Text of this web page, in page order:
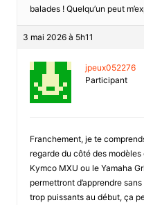
balades ! Quelqu’un peut
3 mai 2026 à 5h11
jpeux052276
Participant
Franchement, je te
regarde du côté des modèles
Kymco MXU ou le Yamaha
permettront d’apprendre
trop puissants au début, ça